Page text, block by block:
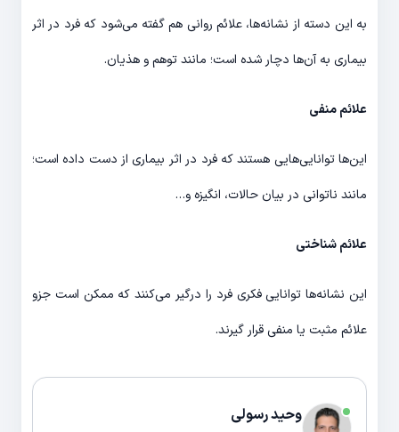
به این دسته از نشانه‌ها، علائم روانی هم گفته می‌شود که فرد در اثر
بیماری به آن‌ها دچار شده است؛ مانند توهم و هذیان.
علائم منفی
این‌ها توانایی‌هایی هستند که فرد در اثر بیماری از دست داده است؛
مانند ناتوانی در بیان حالات، انگیزه و…
علائم شناختی
این نشانه‌ها توانایی فکری فرد را درگیر می‌کنند که ممکن است جزو
علائم مثبت یا منفی قرار گیرند.
وحید رسولی